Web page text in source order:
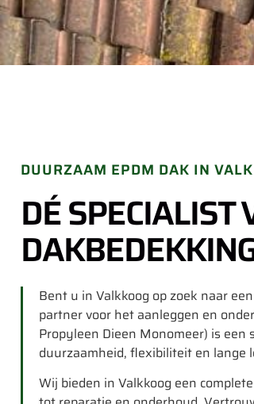
DUURZAAM EPDM DAK IN
DÉ SPECIALIST
Bent u in Valkkoog op zoek naar
partner voor het aanleggen en
Propyleen Dieen Monomeer) is
duurzaamheid, flexibiliteit en lange
Wij bieden in Valkkoog een